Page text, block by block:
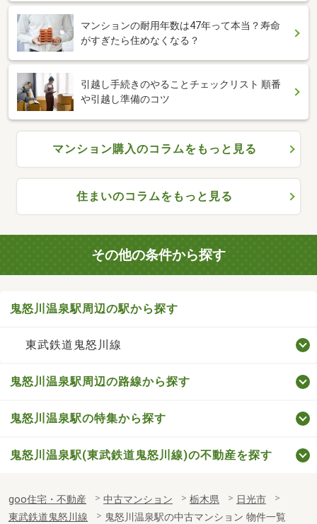
マンションの耐用年数は47年って本当？寿命
がすぎたら住めなくなる？
引越し手続きのやることチェックリスト 順番
や引越し準備のコツ
マンション購入のコラムをもっと見る
住まいのコラムをもっと見る
その他の条件から探す
鬼怒川温泉駅周辺の駅から探す
東武鉄道鬼怒川線
鬼怒川温泉駅周辺の路線から探す
鬼怒川温泉駅の特集から探す
鬼怒川温泉駅(東武鉄道鬼怒川線)の不動産を探す
goo住宅・不動産 中古マンション 栃木県
日光市
東武鉄道鬼怒川線
鬼怒川温泉駅の中古マンション 物件一覧